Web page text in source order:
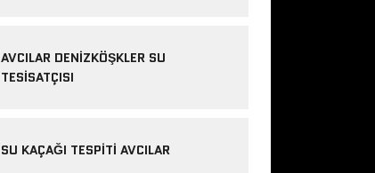
AVCILAR DENIZKÖŞKLER SU
TESISATÇISI
SU KAÇAĞI TESPITI AVCILAR